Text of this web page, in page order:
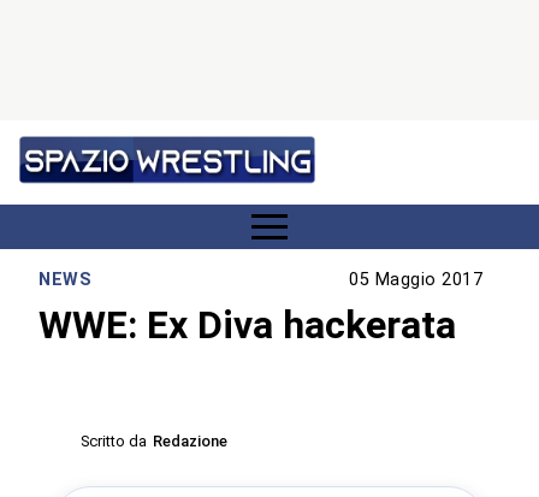
NEWS 05 Maggio 2017
WWE: Ex Diva hackerata
Scritto da Redazione